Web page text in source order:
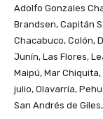
Adolfo Gonzales
Brandsen, Capitán
Chacabuco, Colón,
Junín, Las Flores,
Maipú, Mar
julio, Olavarría,
San Andrés de